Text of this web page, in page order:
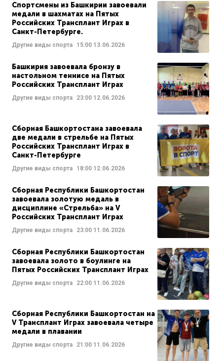
Спортсмены из Башкирии завоевали
медали в шахматах на Пятых
Российских Трансплант Играх в
Санкт-Петербурге.
Другие виды спорта 15:00 13.06.2026
Башкирия завоевала бронзу в
настольном теннисе на Пятых
Российских Трансплант Играх
Другие виды спорта 23:00 12.06.2026
Сборная Башкортостана завоевала
две медали в стрельбе на Пятых
Российских Трансплант Играх в
Санкт-Петербурге
Другие виды спорта 18:00 12.06.2026
Сборная Республики Башкортостан
завоевала золотую медаль в
дисциплине «Стрельба» на V
Российских Трансплант Играх
Другие виды спорта 23:00 11.06.2026
Сборная Республики Башкортостан
завоевала золото в боулинге на
Пятых Российских Трансплант Играх
Другие виды спорта 22:00 11.06.2026
Сборная Республики Башкортостан на
V Трансплант Играх завоевала четыре
медали в плавании
Другие виды спорта 21:00 11.06.2026